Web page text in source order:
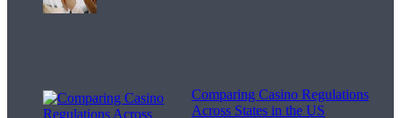
Comparing Casino Regulations
Across States in the US